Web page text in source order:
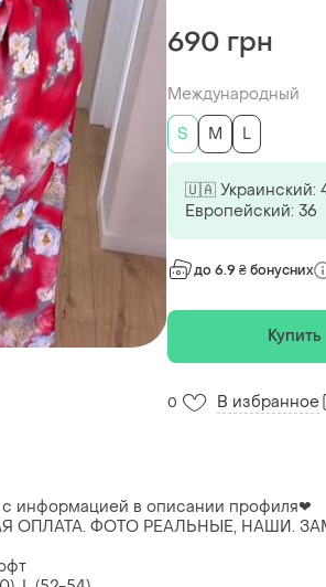
690 грн
Международный
S
M L
🇺🇦 Украинский:
Европейский: 36
до 6.9 ₴ бонусних
Купить
0 В избранное
с информацией в описании профиля❤
ОПЛАТА. ФОТО РЕАЛЬНЫЕ, НАШИ.